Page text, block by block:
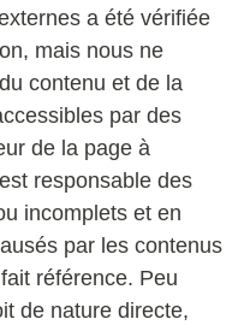
a été vérifiée
mais nous ne
contenu et de la
par des
de la page à
responsable des
incomplets et en
par les contenus
référence. Peu
de nature directe,